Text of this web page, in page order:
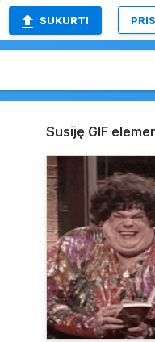
SUKURTI
Susiję GIF